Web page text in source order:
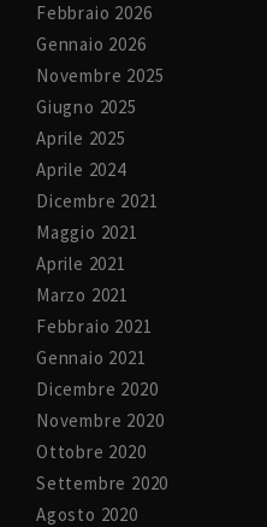
Febbraio 2026
Gennaio 2026
Novembre 2025
Giugno 2025
Aprile 2025
Aprile 2024
Dicembre 2021
Maggio 2021
Aprile 2021
Marzo 2021
Febbraio 2021
Gennaio 2021
Dicembre 2020
Novembre 2020
Ottobre 2020
Settembre 2020
Agosto 2020